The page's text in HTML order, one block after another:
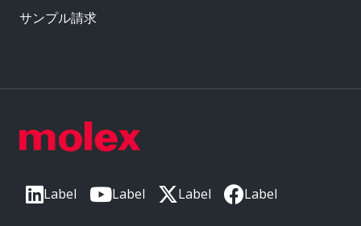
Label Label Label Label
サンプル請求